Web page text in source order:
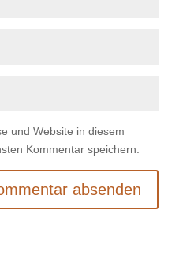
und Website in diesem
Kommentar speichern.